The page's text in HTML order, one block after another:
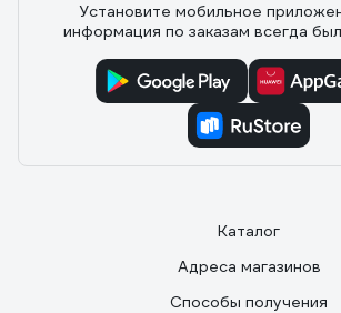
Установите мобильное
информация по заказам всегда
Каталог
Адреса магазинов
Способы получения